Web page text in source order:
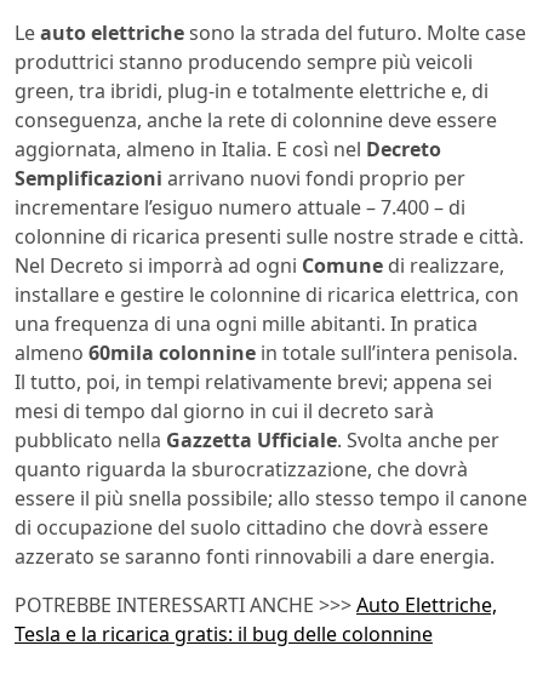
Leauto elettrichesono la strada del futuro. Molte case
produttrici stanno producendo sempre più veicoli
green, tra ibridi, plug-in e totalmente elettriche e, di
conseguenza, anche la rete di colonnine deve essere
aggiornata, almeno in Italia. E così nel Decreto
Semplificazioni arrivano nuovi fondi proprio per
incrementare l’esiguo numero attuale – 7.400 – di
colonnine di ricarica presenti sulle nostre strade e città.
Nel Decreto si imporrà ad ogni Comune di realizzare,
installare e gestire le colonnine di ricarica elettrica, con
una frequenza di una ogni mille abitanti. In pratica
almeno 60mila colonnine in totale sull’intera penisola.
Il tutto, poi, in tempi relativamente brevi; appena sei
mesi di tempo dal giorno in cui il decreto sarà
pubblicato nella Gazzetta Ufficiale. Svolta anche per
quanto riguarda la sburocratizzazione, che dovrà
essere il più snella possibile; allo stesso tempo il canone
di occupazione del suolo cittadino che dovrà essere
azzerato se saranno fonti rinnovabili a dare energia.
POTREBBE INTERESSARTI ANCHE >>>Auto Elettriche,
Tesla e la ricarica gratis: il bug delle colonnine